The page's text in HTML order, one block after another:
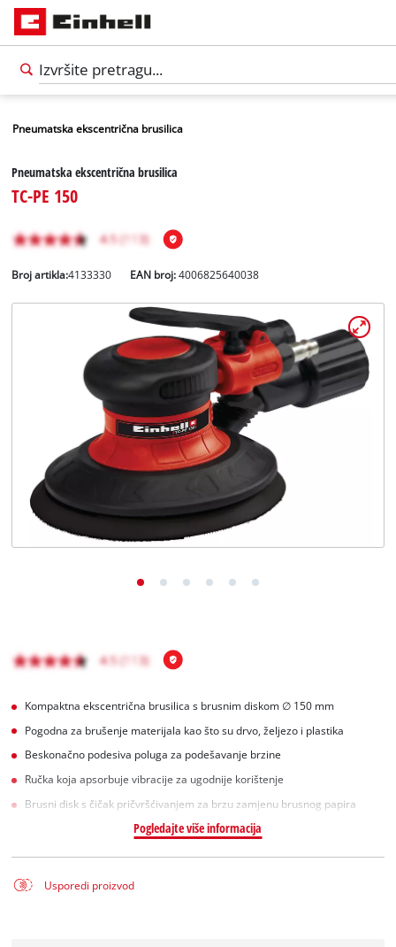
English
Pneumatska ekscentrična brusilica
Pneumatska ekscentrična brusilica
TC-PE 150
Broj artikla:4133330 EAN broj:4006825640038
Kompaktna ekscentrična brusilica s brusnim diskom ∅ 150 mm
Pogodna za brušenje materijala kao što su drvo, željezo i plastika
Beskonačno podesiva poluga za podešavanje brzine
Ručka koja apsorbuje vibracije za ugodnije korištenje
Brusni disk s čičak pričvršćivanjem za brzu zamjenu brusnog papira
Pogledajte više informacija
Usporedi proizvod